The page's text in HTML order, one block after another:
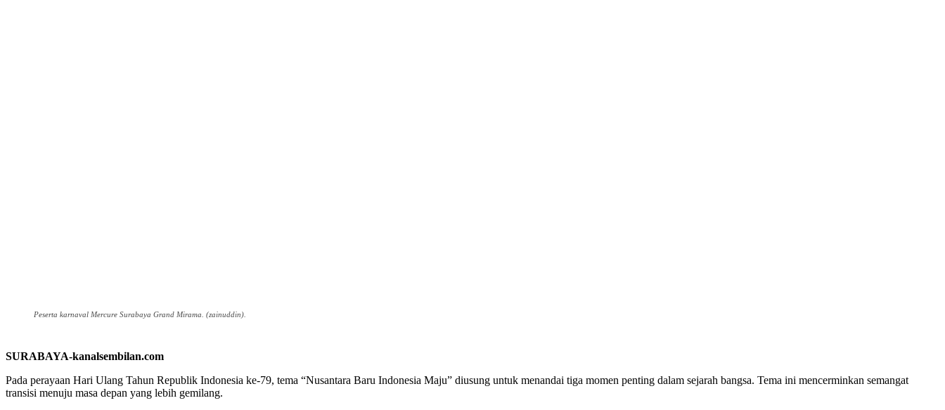
Peserta karnaval Mercure Surabaya Grand Mirama. (zainuddin).
SURABAYA-kanalsembilan.com
Pada perayaan Hari Ulang Tahun Republik Indonesia ke-79, tema “Nusantara Baru Indonesia Maju” diusung untuk menandai tiga momen penting dalam sejarah bangsa. Tema ini mencerminkan semangat
transisi menuju masa depan yang lebih gemilang.